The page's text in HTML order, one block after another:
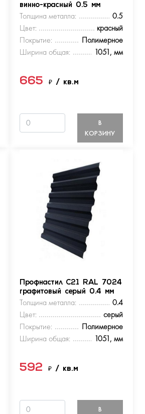
винно-красный 0.5 мм
Толщина металла:
0.5
Цвет:
красный
Покрытие:
Полимерное
Ширина общая:
1051, мм
665 ₽ / кв.м
В
КОРЗИНУ
Профнастил С21 RAL 7024
графитовый серый 0.4 мм
Толщина металла:
0.4
Цвет:
серый
Покрытие:
Полимерное
Ширина общая:
1051, мм
592 ₽ / кв.м
В